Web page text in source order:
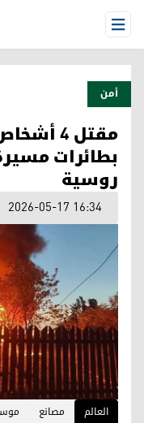
Open Menu
أمن
مقتل
بطائرات
روسية
2026-05-17 16:34
العالم مصانع